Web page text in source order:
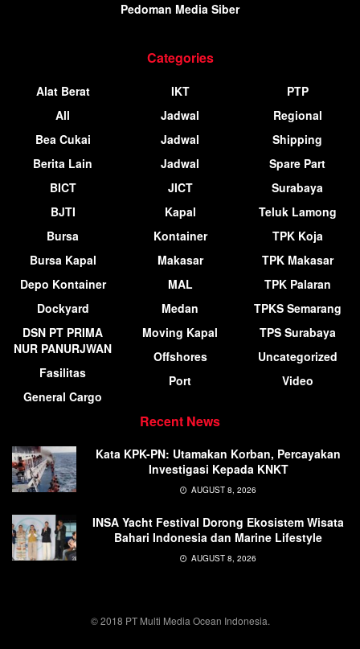
Pedoman Media Siber
Categories
Alat Berat
All
Bea Cukai
Berita Lain
BICT
BJTI
Bursa
Bursa Kapal
Depo Kontainer
Dockyard
DSN PT PRIMA
NUR PANURJWAN
Fasilitas
General Cargo
IKT
Jadwal
Jadwal
Jadwal
JICT
Kapal
Kontainer
Makasar
MAL
Medan
Moving Kapal
Offshores
Port
PTP
Regional
Shipping
Spare Part
Surabaya
Teluk Lamong
TPK Koja
TPK Makasar
TPK Palaran
TPKS Semarang
TPS Surabaya
Uncategorized
Video
Recent News
Kata KPK-PN: Utamakan Korban, Percayakan
Investigasi Kepada KNKT
AUGUST 8, 2026
INSA Yacht Festival Dorong Ekosistem Wisata
Bahari Indonesia dan Marine Lifestyle
AUGUST 8, 2026
© 2018 PT Multi Media Ocean Indonesia.